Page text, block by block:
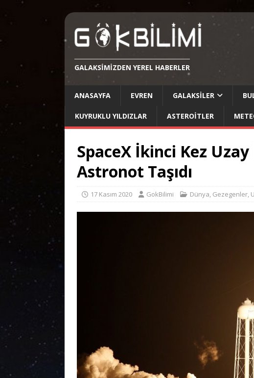
GALAKSIMIZDEN YEREL HABERLER
ANASAYFA EVREN GALAKSILER
KUYRUKLU YILDIZLAR ASTEROITLER
SpaceX İkinci Kez
Astronot Taşıdı
17 Kasım 2020 GokBilimi Dünya, Gezegenler,